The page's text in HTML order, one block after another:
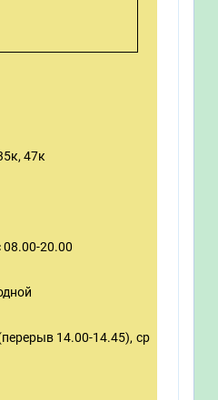
47к
20.00
14.00-14.45), ср